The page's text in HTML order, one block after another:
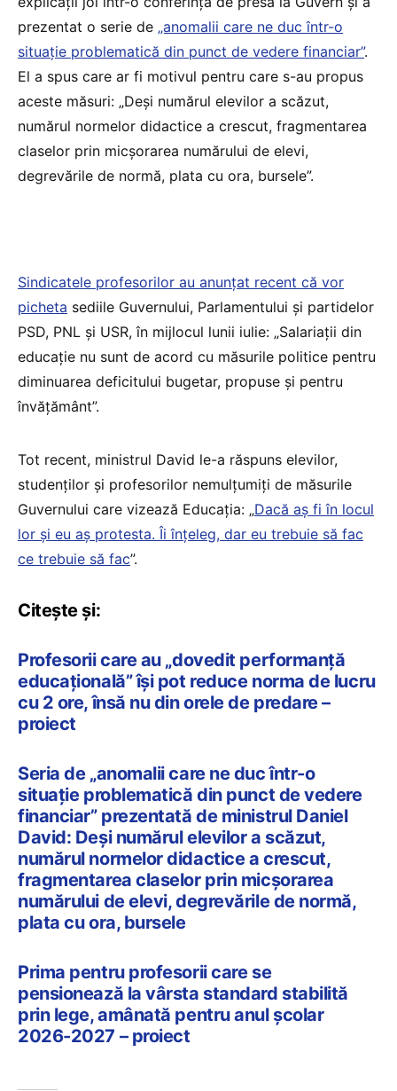
prezentat o serie de „anomalii care ne duc într-o
situație problematică din punct de vedere financiar”.
El a spus care ar fi motivul pentru care s-au propus
aceste măsuri: „Deși numărul elevilor a scăzut,
numărul normelor didactice a crescut, fragmentarea
claselor prin micșorarea numărului de elevi,
degrevările de normă, plata cu ora, bursele”.
Sindicatele profesorilor au anunțat recent că vor
picheta sediile Guvernului, Parlamentului și partidelor
PSD, PNL și USR, în mijlocul lunii iulie: „Salariații din
educație nu sunt de acord cu măsurile politice pentru
diminuarea deficitului bugetar, propuse și pentru
învățământ”.
Tot recent, ministrul David le-a răspuns elevilor,
studenților și profesorilor nemulțumiți de măsurile
Guvernului care vizează Educația: „Dacă aș fi în locul
lor și eu aș protesta. Îi înțeleg, dar eu trebuie să fac
ce trebuie să fac”.
Citește și:
Profesorii care au „dovedit performanță
educațională” își pot reduce norma de lucru
cu 2 ore, însă nu din orele de predare –
proiect
Seria de „anomalii care ne duc într-o
situație problematică din punct de vedere
financiar” prezentată de ministrul Daniel
David: Deși numărul elevilor a scăzut,
numărul normelor didactice a crescut,
fragmentarea claselor prin micșorarea
numărului de elevi, degrevările de normă,
plata cu ora, bursele
Prima pentru profesorii care se
pensionează la vârsta standard stabilită
prin lege, amânată pentru anul școlar
2026-2027 – proiect